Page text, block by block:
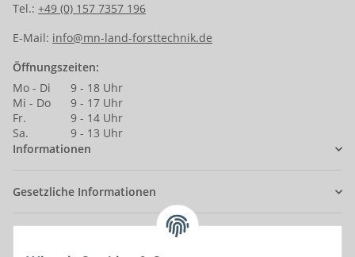
Tel.: +49 (0) 157 7357 196
E-Mail: info@mn-land-forsttechnik.de
Öffnungszeiten:
Mo - Di
9 - 18 Uhr
Mi - Do
9 - 17 Uhr
Fr.
9 - 14 Uhr
Sa.
9 - 13 Uhr
Informationen
Gesetzliche Informationen